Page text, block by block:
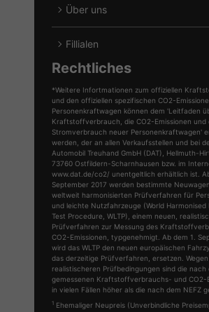
Über uns
Fillialen
Rechtliches
*Weitere Infortmationen zum offiziellen
und den offiziellen spezifischen CO2-
Personenkraftwagen können dem 'Leitfaden
Kraftstoffverbrauch, die CO2-Emissionen und
Stromverbrauch neuer Personenkraftwagen'
werden, der an allen Verkaufsstellen und bei
Automobil Treuhand GmbH (DAT), Hellmuth-
73760 Ostfildern-Scharnhausen bzw. im
www.dat.de/co2/ unentgeltlich erhältlich ist.
September 2017 werden bestimmte
weltweit harmonisierten Prüfverfahren für
und leichte Nutzfahrzeuge (World Harmonised
Test Procedure, WLTP), einem neuen,
Prüfverfahren zur Messung des
CO2-Emissionen, typgenehmigt. Ab dem 1.
wird das WLTP den neuen europäischen
das derzeitige Prüfverfahren, ersetzen.
realistischeren Prüfbedingungen sind die nach
gemessenen Kraftstoffverbrauchs- und CO2-
in vielen Fällen höher als die nach dem NEFZ
1 Ehemaliger Neupreis (Unverbindliche